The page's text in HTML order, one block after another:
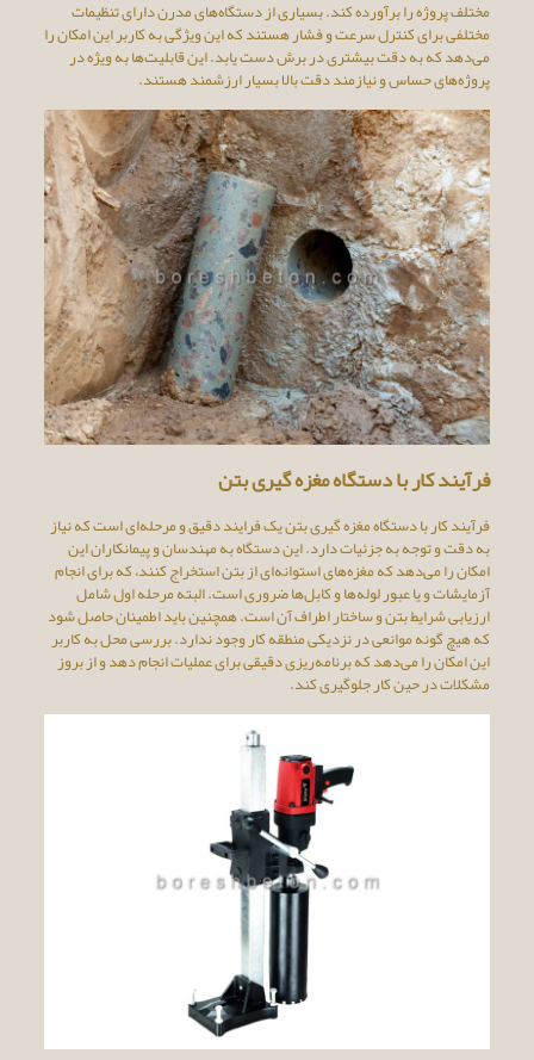
مختلف پروژه را برآورده کند. بسیاری از دستگاه‌های مدرن دارای تنظیمات
مختلفی برای کنترل سرعت و فشار هستند که این ویژگی به کاربر این امکان را
می‌دهد که به دقت بیشتری در برش دست یابد. این قابلیت‌ها به ویژه در
پروژه‌های حساس و نیازمند دقت بالا بسیار ارزشمند هستند.
فرآیند کار با دستگاه مغزه گیری بتن
فرآیند کار با دستگاه مغزه گیری بتن یک فرایند دقیق و مرحله‌ای است که نیاز
به دقت و توجه به جزئیات دارد. این دستگاه به مهندسان و پیمانکاران این
امکان را می‌دهد که مغزه‌های استوانه‌ای از بتن استخراج کنند، که برای انجام
آزمایشات و یا عبور لوله‌ها و کابل‌ها ضروری است. البته مرحله اول شامل
ارزیابی شرایط بتن و ساختار اطراف آن است. همچنین باید اطمینان حاصل شود
که هیچ گونه موانعی در نزدیکی منطقه کار وجود ندارد. بررسی محل به کاربر
این امکان را می‌دهد که برنامه‌ریزی دقیقی برای عملیات انجام دهد و از بروز
مشکلات در حین کار جلوگیری کند.